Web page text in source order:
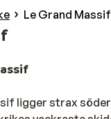
Le Grand Massif
ligger strax